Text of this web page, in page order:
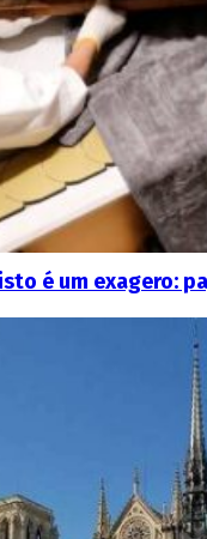
é um exagero: